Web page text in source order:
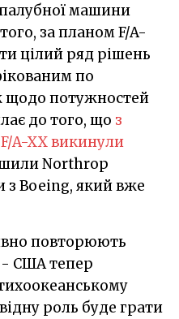
машини
за планом F/A-
цілий ряд рішень
по
щодо потужностей
до того, що з
A-XX викинули
Northrop
з Boeing, який вже
повторюють
- США тепер
роль буде грати